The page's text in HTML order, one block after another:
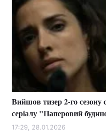
Вийшов тизер 2-го
серіалу "Паперовий
17:29, 28.01.2026